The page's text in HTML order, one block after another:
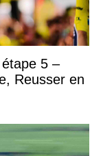
5 –
Reusser en